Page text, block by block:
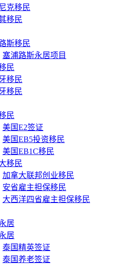
克移民
移民
斯移民
塞浦路斯永居项目
民
移民
移民
民
美国E2签证
美国EB5投资移民
美国EB1C移民
移民
加拿大联邦创业移民
安省雇主担保移民
大西洋四省雇主担保移民
居
居
泰国精英签证
泰国养老签证